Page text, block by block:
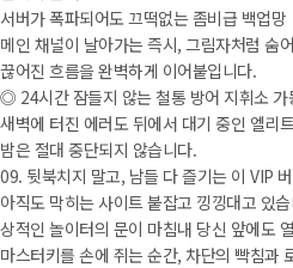
서버가 폭파되어도 끄떡없는 좀비급 백업망
메인 채널이 날아가는 즉시, 그림자처럼 숨
끊어진 흐름을 완벽하게 이어붙입니다.
◎ 24시간 잠들지 않는 철통 방어 지휘소 가
새벽에 터진 에러도 뒤에서 대기 중인 엘리
밤은 절대 중단되지 않습니다.
09. 뒷북치지 말고, 남들 다 즐기는 이 VIP
아직도 막히는 사이트 붙잡고 낑낑대고 있
상적인 놀이터의 문이 마침내 당신 앞에도
마스터키를 손에 쥐는 순간, 차단의 빡침과